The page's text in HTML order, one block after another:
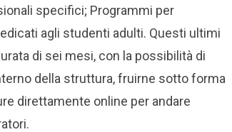
specifici; Programmi per
agli studenti adulti. Questi ultimi
di sei mesi, con la possibilità di
della struttura, fruirne sotto forma
direttamente online per andare